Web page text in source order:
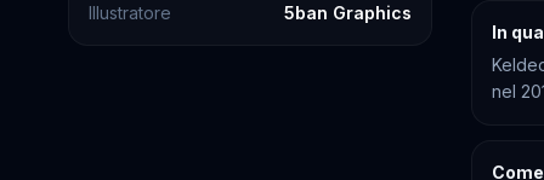
Illustratore
5ban Graphics
In
nel